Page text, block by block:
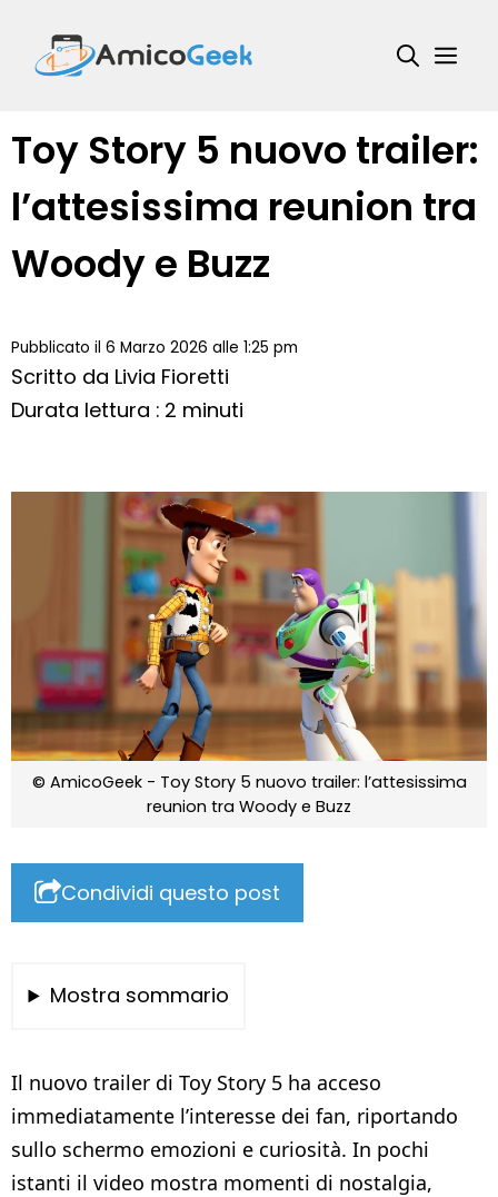
contenuto
Toy Story 5 nuovo trailer:
l’attesissima reunion tra
Woody e Buzz
Pubblicato il 6 Marzo 2026 alle 1:25 pm
Scritto da Livia Fioretti
Durata lettura : 2 minuti
© AmicoGeek - Toy Story 5 nuovo trailer: l’attesissima
reunion tra Woody e Buzz
Condividi questo post
Mostra sommario
Il nuovo trailer di Toy Story 5 ha acceso
immediatamente l’interesse dei fan, riportando
sullo schermo emozioni e curiosità. In pochi
istanti il video mostra momenti di nostalgia,